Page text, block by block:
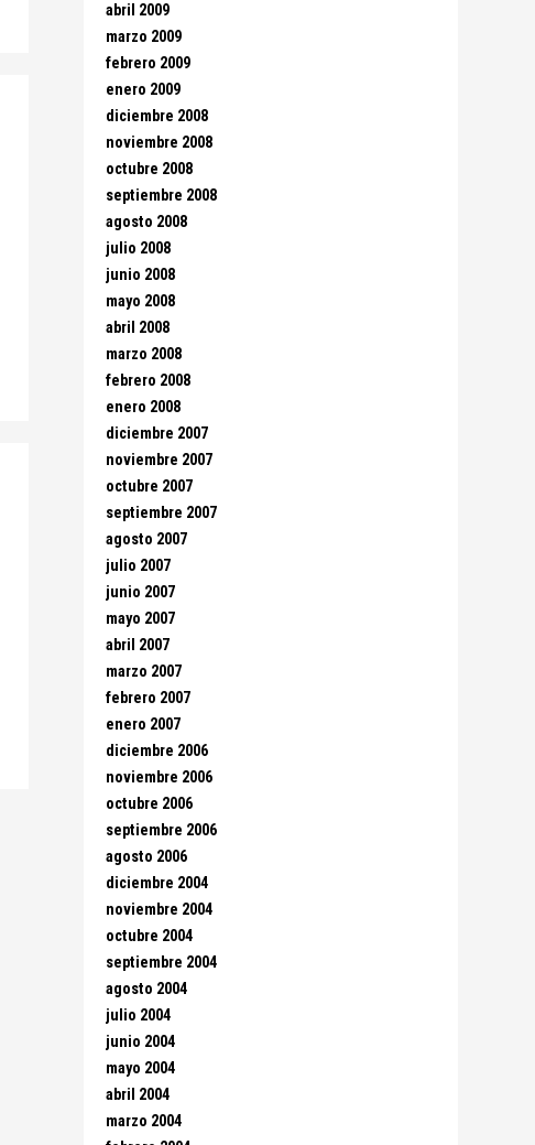
abril 2009
marzo 2009
febrero 2009
enero 2009
diciembre 2008
noviembre 2008
octubre 2008
septiembre 2008
agosto 2008
julio 2008
junio 2008
mayo 2008
abril 2008
marzo 2008
febrero 2008
enero 2008
diciembre 2007
noviembre 2007
octubre 2007
septiembre 2007
agosto 2007
julio 2007
junio 2007
mayo 2007
abril 2007
marzo 2007
febrero 2007
enero 2007
diciembre 2006
noviembre 2006
octubre 2006
septiembre 2006
agosto 2006
diciembre 2004
noviembre 2004
octubre 2004
septiembre 2004
agosto 2004
julio 2004
junio 2004
mayo 2004
abril 2004
marzo 2004